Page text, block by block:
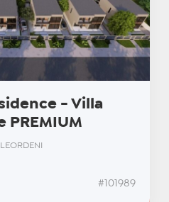
- Villa
PREMIUM
#101989